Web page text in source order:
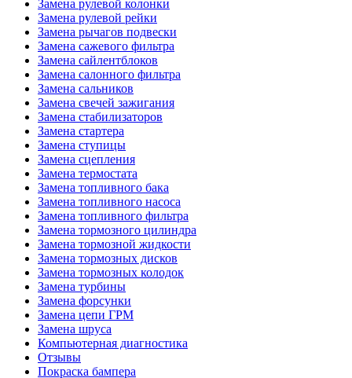
Замена рулевой колонки
Замена рулевой рейки
Замена рычагов подвески
Замена сажевого фильтра
Замена сайлентблоков
Замена салонного фильтра
Замена сальников
Замена свечей зажигания
Замена стабилизаторов
Замена стартера
Замена ступицы
Замена сцепления
Замена термостата
Замена топливного бака
Замена топливного насоса
Замена топливного фильтра
Замена тормозного цилиндра
Замена тормозной жидкости
Замена тормозных дисков
Замена тормозных колодок
Замена турбины
Замена форсунки
Замена цепи ГРМ
Замена шруса
Компьютерная диагностика
Отзывы
Покраска бампера